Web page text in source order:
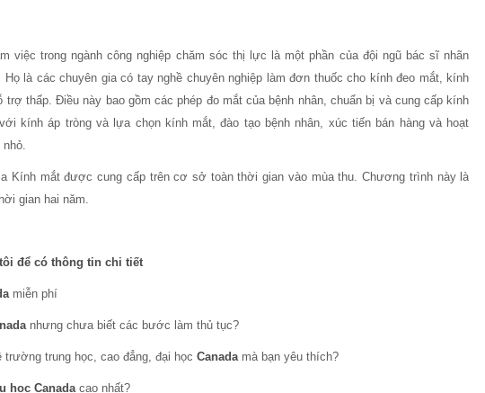
việc trong ngành công nghiệp chăm sóc thị lực là một phần của đội ngũ bác sĩ nhãn
Họ là các chuyên gia có tay nghề chuyên nghiệp làm đơn thuốc cho kính đeo mắt, kính
trợ thấp. Điều này bao gồm các phép đo mắt của bệnh nhân, chuẩn bị và cung cấp kính
kính áp tròng và lựa chọn kính mắt, đào tạo bệnh nhân, xúc tiến bán hàng và hoạt
nhỏ.
Kính mắt được cung cấp trên cơ sở toàn thời gian vào mùa thu. Chương trình này là
gian hai năm.
để có thông tin chi tiết
miễn phí
nhưng chưa biết các bước làm thủ tục?
trường trung học, cao đẳng, đại học Canadamà bạn yêu thích?
học Canadacao nhất?